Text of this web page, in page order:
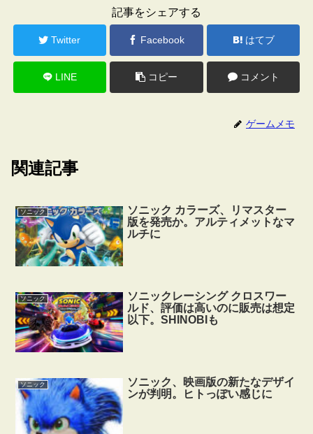
記事をシェアする
Twitter Facebook はてブ
LINE コピー コメント
ゲームメモ
関連記事
ソニック
ソニック カラーズ、リマスター
版を発売か。アルティメットなマ
ルチに
ソニック
ソニックレーシング クロスワー
ルド、評価は高いのに販売は想定
以下。SHINOBIも
ソニック
ソニック、映画版の新たなデザイ
ンが判明。ヒトっぽい感じに